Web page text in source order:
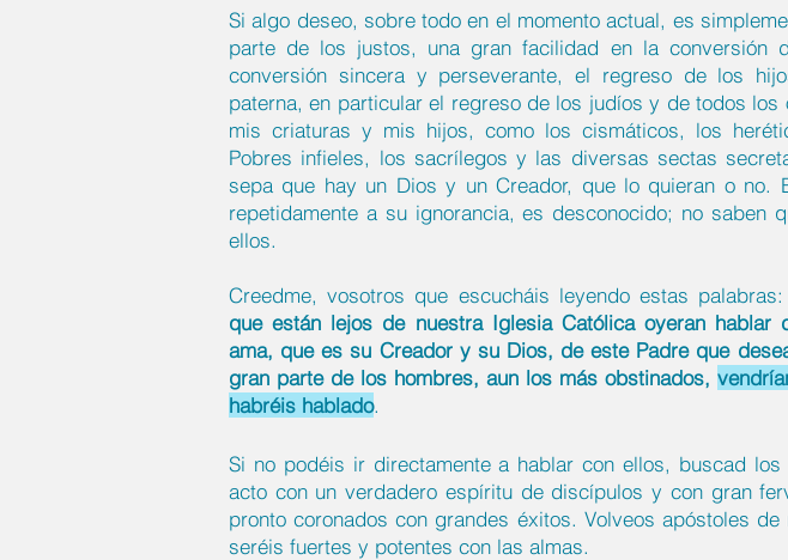
Si algo deseo, sobre todo en el momento actual, es
parte de los justos, una gran facilidad en la conversión
conversión sincera y perseverante, el regreso de los
paterna, en particular el regreso de los judíos y de todos los
mis criaturas y mis hijos, como los cismáticos, los
Pobres infieles, los sacrílegos y las diversas sectas
sepa que hay un Dios y un Creador, que lo quieran o no.
repetidamente a su ignorancia, es desconocido; no saben
ellos.
Creedme, vosotros que escucháis leyendo estas
que están lejos de nuestra Iglesia Católica oyeran hablar
ama, que es su Creador y su Dios, de este Padre que
gran parte de los hombres, aun los más obstinados,
habréis hablado.
Si no podéis ir directamente a hablar con ellos, buscad
acto con un verdadero espíritu de discípulos y con gran
pronto coronados con grandes éxitos. Volveos apóstoles
seréis fuertes y potentes con las almas.